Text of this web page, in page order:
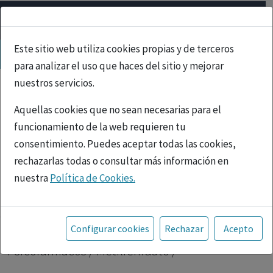
Este sitio web utiliza cookies propias y de terceros
para analizar el uso que haces del sitio y mejorar
nuestros servicios.
Aquellas cookies que no sean necesarias para el
funcionamiento de la web requieren tu
consentimiento. Puedes aceptar todas las cookies,
rechazarlas todas o consultar más información en
nuestraPolítica de Cookies.
Toda la información incluida en la Página Web está
referida a productos del mercado español y, por
tanto, dirigida a profesionales sanitarios legalmente
facultados para prescribir o dispensar medicamentos
Configurar cookies Rechazar Acepto
Psicofármacos| Metilfenidato |
Psicofármacos / Metilfenidato /